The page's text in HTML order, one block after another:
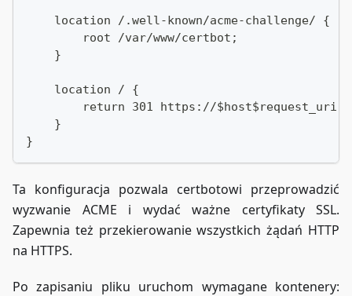
    location /.well-known/acme-challenge/ {
        root /var/www/certbot;
    }
    location / {
        return 301 https://$host$request_uri;
    }
}
Ta konfiguracja pozwala certbotowi przeprowadzić
wyzwanie ACME i wydać ważne certyfikaty SSL.
Zapewnia też przekierowanie wszystkich żądań HTTP
na HTTPS.
Po zapisaniu pliku uruchom wymagane kontenery: